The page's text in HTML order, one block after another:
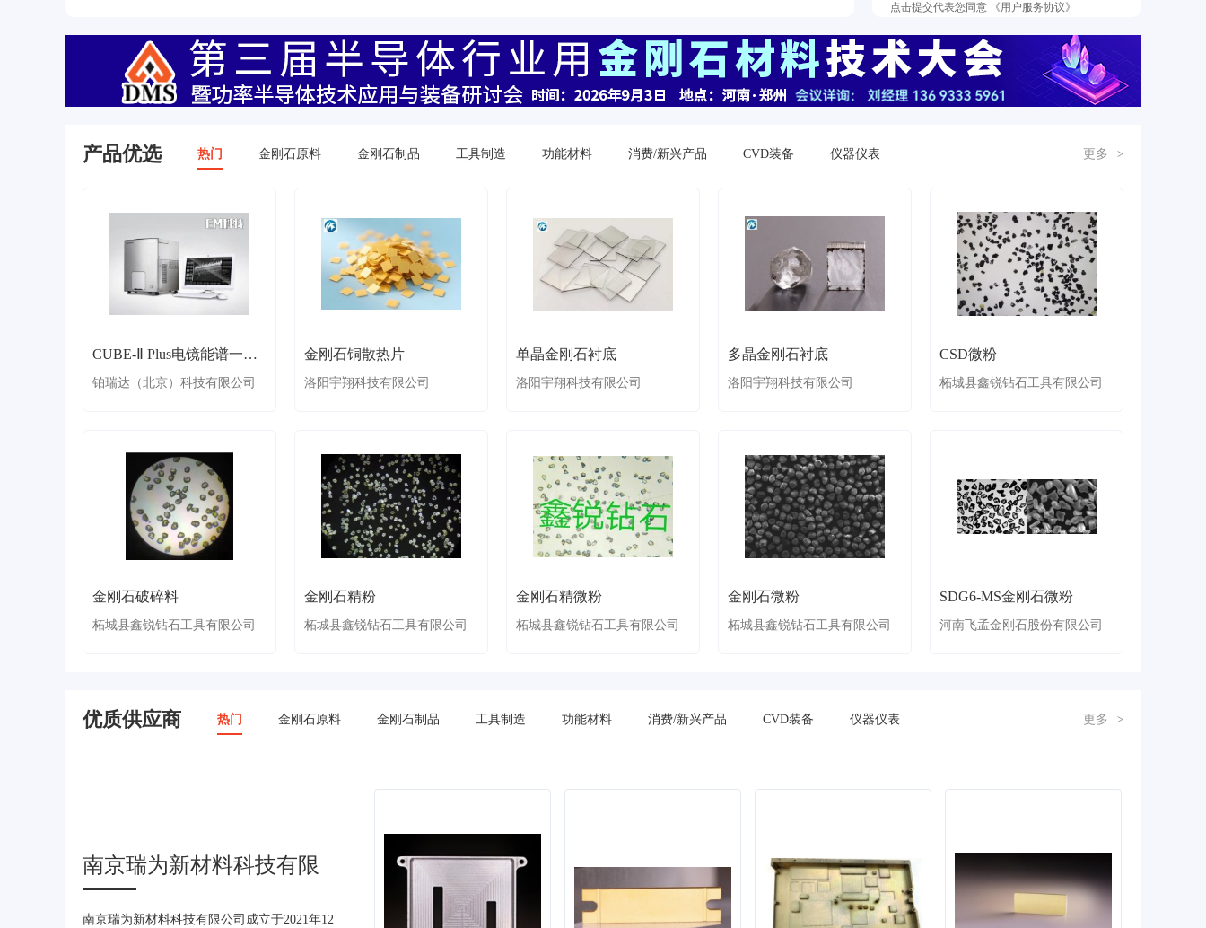
点击提交代表您同意 《用户服务协议》
产品优选 热门 金刚石原料 金刚石制品 工具制造 功能材料 消费/新兴产品 CVD装备 仪器仪表 更多 >
CUBE-Ⅱ Plus电镜能谱一体机
铂瑞达（北京）科技有限公司
金刚石铜散热片
洛阳宇翔科技有限公司
单晶金刚石衬底
洛阳宇翔科技有限公司
多晶金刚石衬底
洛阳宇翔科技有限公司
CSD微粉
柘城县鑫锐钻石工具有限公司
金刚石破碎料
柘城县鑫锐钻石工具有限公司
金刚石精粉
柘城县鑫锐钻石工具有限公司
金刚石精微粉
柘城县鑫锐钻石工具有限公司
金刚石微粉
柘城县鑫锐钻石工具有限公司
SDG6-MS金刚石微粉
河南飞孟金刚石股份有限公司
优质供应商 热门 金刚石原料 金刚石制品 工具制造 功能材料 消费/新兴产品 CVD装备 仪器仪表 更多 >
南京瑞为新材料科技有限
公司
南京瑞为新材料科技有限公司成立于2021年12